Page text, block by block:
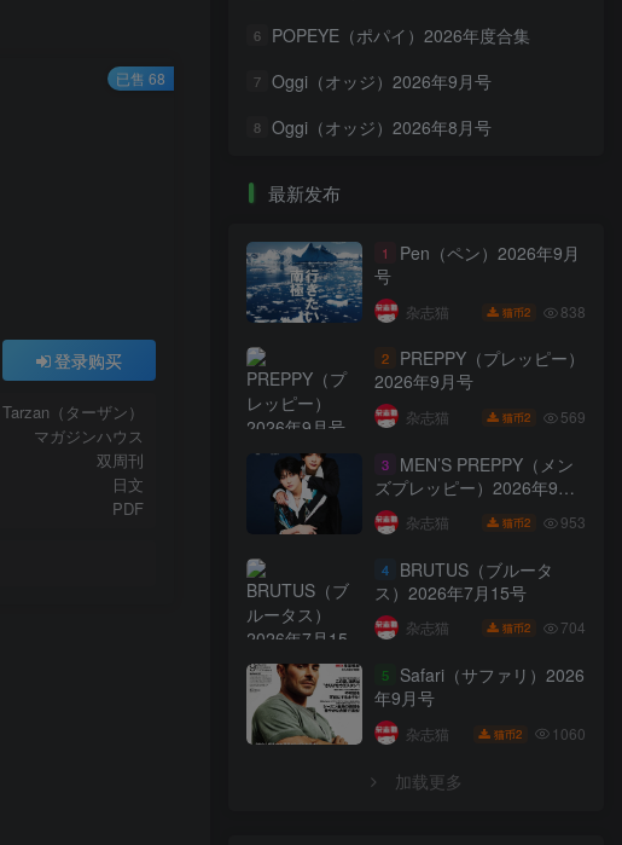
登录购买
Tarzan（ターザン）
マガジンハウス
双周刊
日文
PDF
已售 68
6 POPEYE（ポパイ）2026年度合集
7 Oggi（オッジ）2026年9月号
8 Oggi（オッジ）2026年8月号
最新发布
1
Pen（ペン）2026年9月
号
杂志猫 猫币2 838
2
PREPPY（プレッピー）
2026年9月号
杂志猫 猫币2 569
3
MEN’S PREPPY（メン
ズプレッピー）2026年9月
号
杂志猫 猫币2 953
4
BRUTUS（ブルータ
ス）2026年7月15号
杂志猫 猫币2 704
5
Safari（サファリ）2026
年9月号
杂志猫 猫币2 1060
加载更多